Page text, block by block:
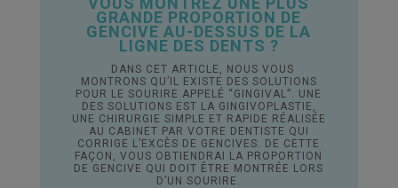
GRANDE PROPORTION DE
GENCIVE AU-DESSUS DE LA
LIGNE DES DENTS ?
DANS CET ARTICLE, NOUS VOUS
MONTRONS QU’IL EXISTE DES SOLUTIONS
POUR LE SOURIRE APPELÉ “GINGIVAL”. UNE
DES SOLUTIONS EST LA GINGIVOPLASTIE,
UNE CHIRURGIE SIMPLE ET RAPIDE RÉALISÉE
AU CABINET PAR VOTRE DENTISTE QUI
CORRIGE L’EXCÈS DE GENCIVES. DE CETTE
FAÇON, VOUS OBTIENDRAI LA PROPORTION
DE GENCIVE QUI DOIT ÊTRE MONTRÉE LORS
D’UN SOURIRE.